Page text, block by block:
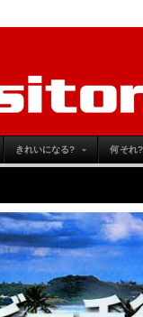
きれいになる? 何それ?